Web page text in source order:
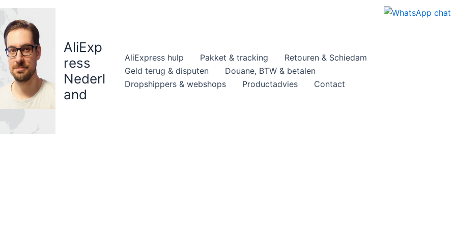
AliExp
ress
Nederl
and
AliExpress hulp Pakket & tracking
Retouren & Schiedam
Geld terug & disputen
Douane, BTW & betalen
Dropshippers & webshops
Productadvies Contact